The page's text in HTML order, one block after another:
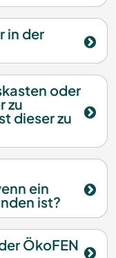
in der
oder
zu
dieser zu
ein
ist?
ÖkoFEN